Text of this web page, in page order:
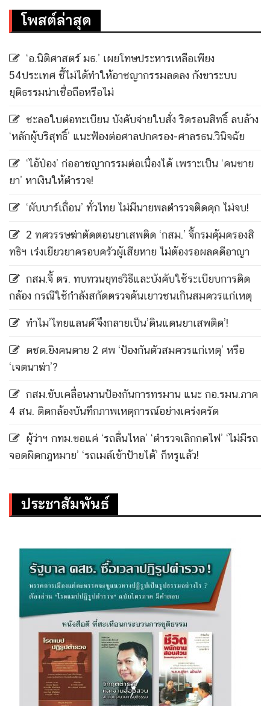
โพสต์ล่าสุด
‘อ.นิติศาสตร์ มธ.’ เผยโทษประหารเหลือเพียง
54ประเทศ ชี้ไม่ได้ทำให้อาชญากรรมลดลง กังขาระบบ
ยุติธรรมน่าเชื่อถือหรือไม่
ชะลอใบต่อทะเบียน บังคับจ่ายใบสั่ง ริดรอนสิทธิ์ ลบล้าง
‘หลักผู้บริสุทธิ์’ แนะฟ้องต่อศาลปกครอง-ศาลรธน.วินิจฉัย
‘ไอ้ป๋อง’ ก่ออาชญากรรมต่อเนื่องได้ เพราะเป็น ‘คนขาย
ยา’ หาเงินให้ตำรวจ!
‘ผับบาร์เถื่อน’ ทั่วไทย ไม่มีนายพลตำรวจติดคุก ไม่จบ!
2 ทศวรรษฆ่าตัดตอนยาเสพติด ‘กสม.’ จี้กรมคุ้มครองสิ
ทธิฯ เร่งเยียวยาครอบครัวผู้เสียหาย ไม่ต้องรอผลคดีอาญา
กสม.จี้ ตร. ทบทวนยุทธวิธีและบังคับใช้ระเบียบการติด
กล้อง กรณีใช้กำลังสกัดตรวจค้นเยาวชนเกินสมควรแก่เหตุ
ทำไม’ไทยแลนด์’จึงกลายเป็น’ดินแดนยาเสพติด’!
ตชด.ยิงคนตาย 2 ศพ ‘ป้องกันตัวสมควรแก่เหตุ’ หรือ
‘เจตนาฆ่า’?
กสม.ขับเคลื่อนงานป้องกันการทรมาน แนะ กอ.รมน.ภาค
4 สน. ติดกล้องบันทึกภาพเหตุการณ์อย่างเคร่งครัด
ผู้ว่าฯ กทม.ขอแค่ ‘รถลื่นไหล’ ‘ตำรวจเลิกกดไฟ’ ‘ไม่มีรถ
จอดผิดกฎหมาย’ ‘รถเมล์เข้าป้ายได้’ ก็หรูแล้ว!
ประชาสัมพันธ์